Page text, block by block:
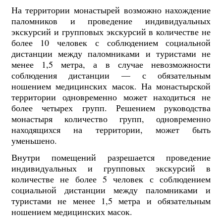
На территории монастырей возможно нахождение
паломников и проведение индивидуальных
экскурсий и групповых экскурсий в количестве не
более 10 человек с соблюдением социальной
дистанции между паломниками и туристами не
менее 1,5 метра, а в случае невозможности
соблюдения дистанции — с обязательным
ношением медицинских масок. На монастырской
территории одновременно может находиться не
более четырех групп. Решением руководства
монастыря количество групп, одновременно
находящихся на территории, может быть
уменьшено.
Внутри помещений разрешается проведение
индивидуальных и групповых экскурсий в
количестве не более 5 человек с соблюдением
социальной дистанции между паломниками и
туристами не менее 1,5 метра и обязательным
ношением медицинских масок.